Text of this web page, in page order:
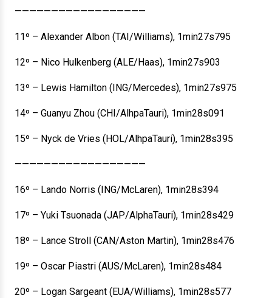
——————————————————
11º – Alexander Albon (TAI/Williams), 1min27s795
12º – Nico Hulkenberg (ALE/Haas), 1min27s903
13º – Lewis Hamilton (ING/Mercedes), 1min27s975
14º – Guanyu Zhou (CHI/AlhpaTauri), 1min28s091
15º – Nyck de Vries (HOL/AlhpaTauri), 1min28s395
——————————————————
16º – Lando Norris (ING/McLaren), 1min28s394
17º – Yuki Tsuonada (JAP/AlphaTauri), 1min28s429
18º – Lance Stroll (CAN/Aston Martin), 1min28s476
19º – Oscar Piastri (AUS/McLaren), 1min28s484
20º – Logan Sargeant (EUA/Williams), 1min28s577